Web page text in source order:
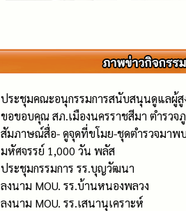
ประชุมคณะอนุกรรมการสนับสนุนดูแลผู้สู
ขอขอบคุณ สภ.เมืองนครราชสีมา ตำรวจ
สัมภาษณ์สื่อ- ดูจุดที่ขโมย-ชุดตำรวจมาพ
มหัศจรรย์ 1,000 วัน พลัส
ประชุมกรรมการ รร.บุญวัฒนา
ลงนาม MOU. รร.บ้านหนองพลวง
ลงนาม MOU. รร.เสนานุเคราะห์